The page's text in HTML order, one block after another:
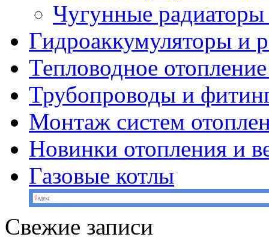
Чугунные
Гидроаккумуляторы и
Тепловодное
Трубопроводы и
Монтаж систем
Новинки отопления и
Газовые котлы
Свежие записи